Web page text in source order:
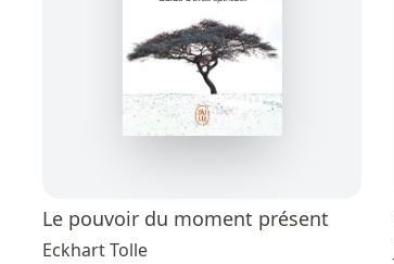
Le pouvoir du moment présent
Eckhart Tolle